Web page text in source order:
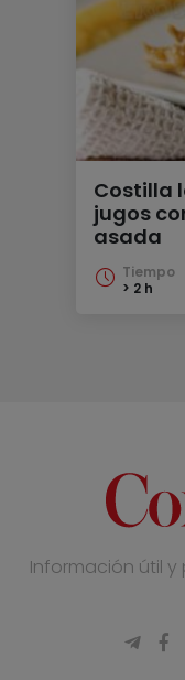
Costilla
jugos
asada
Tiempo
> 2 h
Información útil